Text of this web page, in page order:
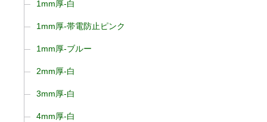
1mm厚-白
1mm厚-帯電防止ピンク
1mm厚-ブルー
2mm厚-白
3mm厚-白
4mm厚-白